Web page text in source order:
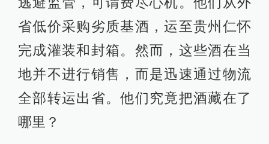
省低价采购劣质基酒，运至贵州仁怀
完成灌装和封箱。然而，这些酒在当
地并不进行销售，而是迅速通过物流
全部转运出省。他们究竟把酒藏在了
哪里？